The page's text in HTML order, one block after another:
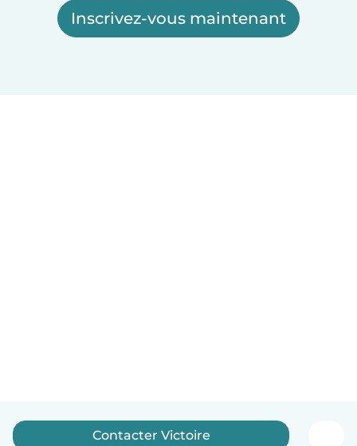
Inscrivez-vous maintenant
Contacter Victoire